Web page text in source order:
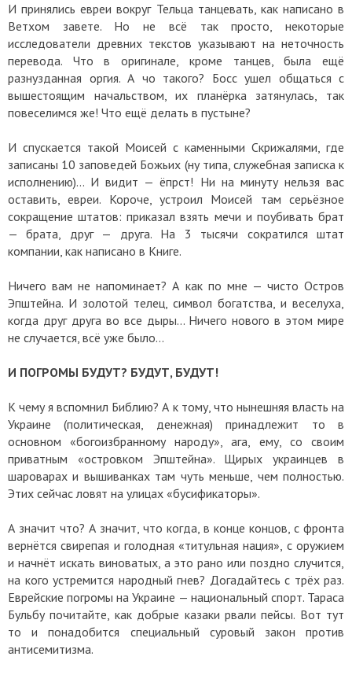
И принялись евреи вокруг Тельца танцевать, как написано в
Ветхом завете. Но не всё так просто, некоторые
исследователи древних текстов указывают на неточность
перевода. Что в оригинале, кроме танцев, была ещё
разнузданная оргия. А чо такого? Босс ушел общаться с
вышестоящим начальством, их планёрка затянулась, так
повеселимся же! Что ещё делать в пустыне?
И спускается такой Моисей с каменными Скрижалями, где
записаны 10 заповедей Божьих (ну типа, служебная записка к
исполнению)... И видит — ёпрст! Ни на минуту нельзя вас
оставить, евреи. Короче, устроил Моисей там серьёзное
сокращение штатов: приказал взять мечи и поубивать брат
— брата, друг — друга. На 3 тысячи сократился штат
компании, как написано в Книге.
Ничего вам не напоминает? А как по мне — чисто Остров
Эпштейна. И золотой телец, символ богатства, и веселуха,
когда друг друга во все дыры... Ничего нового в этом мире
не случается, всё уже было...
И ПОГРОМЫ БУДУТ? БУДУТ, БУДУТ!
К чему я вспомнил Библию? А к тому, что нынешняя власть на
Украине (политическая, денежная) принадлежит то в
основном «богоизбранному народу», ага, ему, со своим
приватным «островком Эпштейна». Щирых украинцев в
шароварах и вышиванках там чуть меньше, чем полностью.
Этих сейчас ловят на улицах «бусификаторы».
А значит что? А значит, что когда, в конце концов, с фронта
вернётся свирепая и голодная «титульная нация», с оружием
и начнёт искать виноватых, а это рано или поздно случится,
на кого устремится народный гнев? Догадайтесь с трёх раз.
Еврейские погромы на Украине — национальный спорт. Тараса
Бульбу почитайте, как добрые казаки рвали пейсы. Вот тут
то и понадобится специальный суровый закон против
антисемитизма.